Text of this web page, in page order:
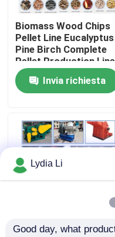
Chi siamo
Fatory Tour
Controllo di qualità
Contattaci
Richiedere un
Fabbricazione di
Biomass Wood Chips
Pellet Line Eucalyptus
Pine Birch Complete
Pellet Production Line
Invia richiesta
10TPH Biomass
Lydia Li
Good day, what